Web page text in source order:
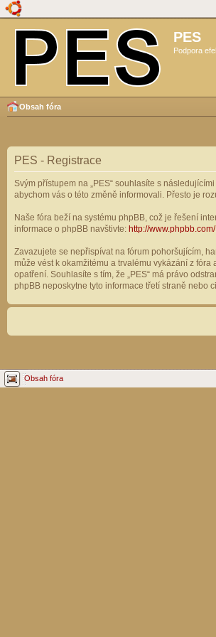
PES
Podpora
Obsah fóra
PES - Registrace
Svým přístupem na „PES“ souhlasíte s
abychom vás o této změně informovali. Přesto je
Naše fóra beží na systému phpBB, což je řešení
informace o phpBB navštivte: http://www.phpbb.com/.
Zavazujete se nepřispívat na fórum pohoršujícím,
může vést k okamžitému a trvalému vykázání z
opatření. Souhlasíte s tím, že „PES“ má právo
phpBB neposkytne tyto informace třetí straně nebo
Obsah fóra